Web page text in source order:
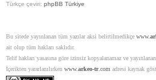
Türkçe çeviri: phpBB Türkiye
Bu sitede yayınlanan tüm yazılar aksi belirtilmedikçe www.
ait olup tüm hakları saklıdır.
Telif hakları yasasına göre izinsiz kopyalanamaz ve
İçerikten yararlanılırken www.arkeo-tr.com adresi kaynak